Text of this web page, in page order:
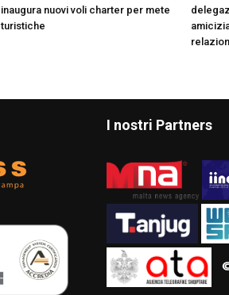
inaugura nuovi voli charter per mete
turistiche
I nostri Partners